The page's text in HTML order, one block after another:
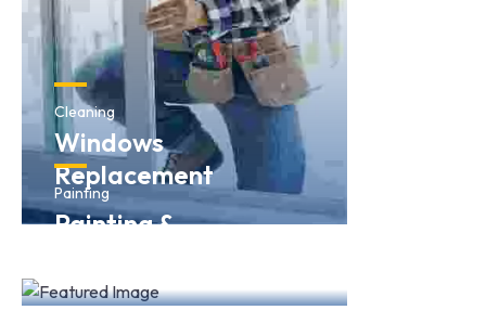
Cleaning
Windows
Replacement
Painting
Painting &